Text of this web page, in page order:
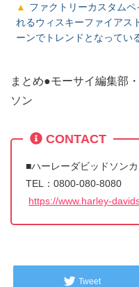
ファクトリーカスタム
れるウィスキーファイアス
ーンでトレンドとなってい
まとめ●モーサイ編集部
ソン
CONTACT
■ハーレーダビッドソン
TEL：0800-080-8080
https://www.harley-
Tweet